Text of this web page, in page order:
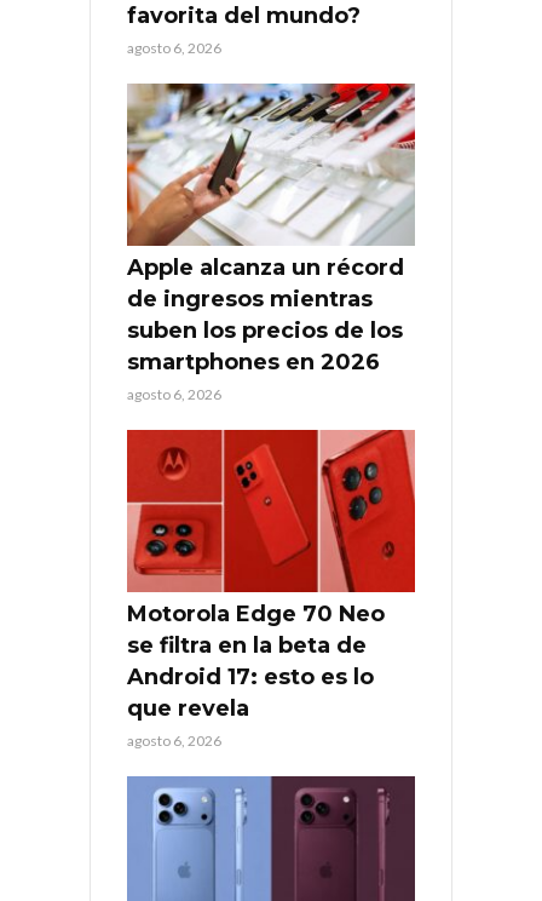
favorita del mundo?
agosto 6, 2026
Apple alcanza un récord
de ingresos mientras
suben los precios de los
smartphones en 2026
agosto 6, 2026
Motorola Edge 70 Neo
se filtra en la beta de
Android 17: esto es lo
que revela
agosto 6, 2026